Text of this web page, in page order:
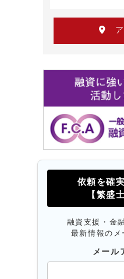
ア
依頼を確
【繁盛
融資支援・金
最新情報の
メール